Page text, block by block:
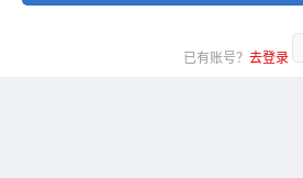
已有账号？ 去登录